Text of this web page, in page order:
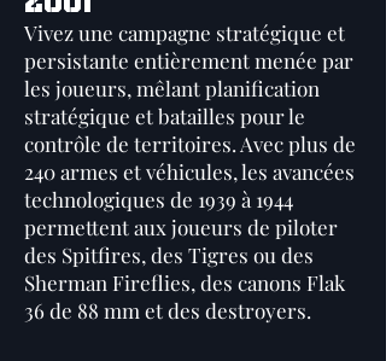
Vivez une campagne stratégique et
persistante entièrement menée par
les joueurs, mêlant planification
stratégique et batailles pour le
contrôle de territoires. Avec plus de
240 armes et véhicules, les avancées
technologiques de 1939 à 1944
permettent aux joueurs de piloter
des Spitfires, des Tigres ou des
Sherman Fireflies, des canons Flak
36 de 88 mm et des destroyers.